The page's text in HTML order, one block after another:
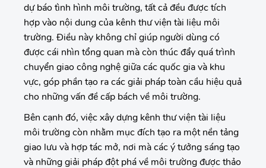
dự báo tình hình môi trường, tất cả đều được tích
hợp vào nội dung của kênh thư viện tài liệu môi
trường. Điều này không chỉ giúp người dùng có
được cái nhìn tổng quan mà còn thúc đẩy quá trình
chuyển giao công nghệ giữa các quốc gia và khu
vực, góp phần tạo ra các giải pháp toàn cầu hiệu quả
cho những vấn đề cấp bách về môi trường.
Bên cạnh đó, việc xây dựng kênh thư viện tài liệu
môi trường còn nhằm mục đích tạo ra một nền tảng
giao lưu và hợp tác mở, nơi mà các ý tưởng sáng tạo
và những giải pháp đột phá về môi trường được thảo